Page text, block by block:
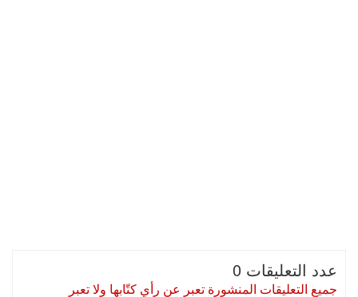
عدد التعليقات 0
جميع التعليقات المنشورة تعبر عن رأي كتّابها ولا تعبر